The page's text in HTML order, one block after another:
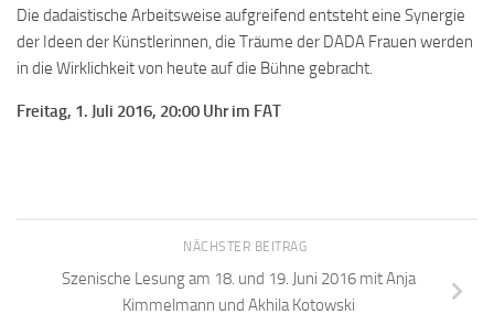
Die dadaistische Arbeitsweise aufgreifend entsteht eine Synergie
der Ideen der Künstlerinnen, die Träume der DADA Frauen werden
in die Wirklichkeit von heute auf die Bühne gebracht.
Freitag, 1. Juli 2016, 20:00 Uhr im FAT
NÄCHSTER BEITRAG
Szenische Lesung am 18. und 19. Juni 2016 mit Anja
Kimmelmann und Akhila Kotowski